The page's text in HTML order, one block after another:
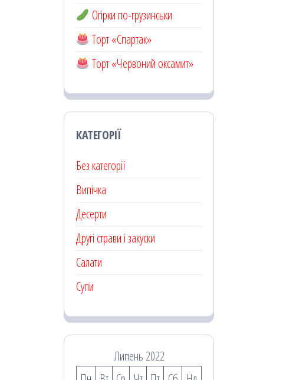
Огірки по-грузинськи
Торт «Спартак»
Торт «Червоний оксамит»
КАТЕГОРІЇ
Без категорії
Випічка
Десерти
Другі страви і закуски
Салати
Супи
Липень 2022